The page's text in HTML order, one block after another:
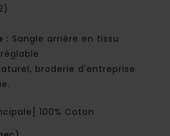
: Sangle arrière en tissu
broderie d'entreprise
100% Coton